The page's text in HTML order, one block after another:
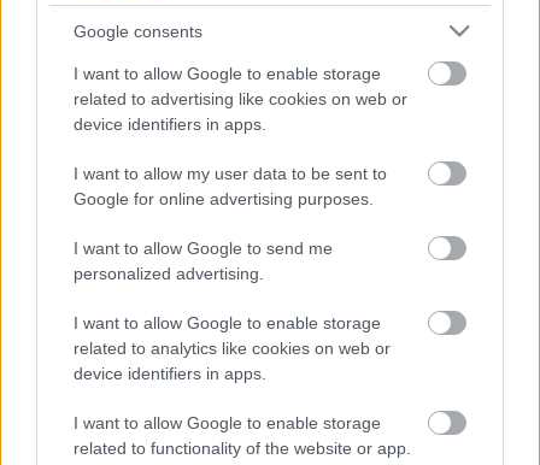
Google consents
I want to allow Google to enable storage
related to advertising like cookies on web or
device identifiers in apps.
I want to allow my user data to be sent to
Google for online advertising purposes.
I want to allow Google to send me
personalized advertising.
I want to allow Google to enable storage
related to analytics like cookies on web or
device identifiers in apps.
I want to allow Google to enable storage
related to functionality of the website or app.
vonatkozó 10%-os amerikai vámot, ugyanakkor
bizonyos termékkörök esetében (gyógyszerek,
alkohol, félvezetők) ennél alacsonyabb vámokat
szeretnének elérni. Erre válaszul Trump 17
százalékos vámokat helyezett kilátásba az EU-
ból származó mezőgazdasági és élelmiszeripari
Telex egy podcast-adásában pár nappal